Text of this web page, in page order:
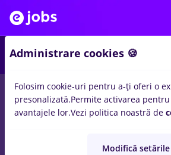
locuri de muncarevizor pentruEntry-
Administrare cookies 🍪
Folosim cookie-uri pentru a-ți oferi o
presonalizată.Permite activarea
avantajele lor.Vezi politica noastră de
Modifică setările